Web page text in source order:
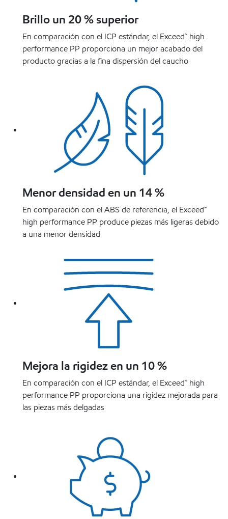
Brillo un 20 % superior
En comparación con el ICP estándar, el Exceed™ high
performance PP proporciona un mejor acabado del
producto gracias a la fina dispersión del caucho
Menor densidad en un 14 %
En comparación con el ABS de referencia, el Exceed™
high performance PP produce piezas más ligeras debido
a una menor densidad
Mejora la rigidez en un 10 %
En comparación con el ICP estándar, el Exceed™ high
performance PP proporciona una rigidez mejorada para
las piezas más delgadas